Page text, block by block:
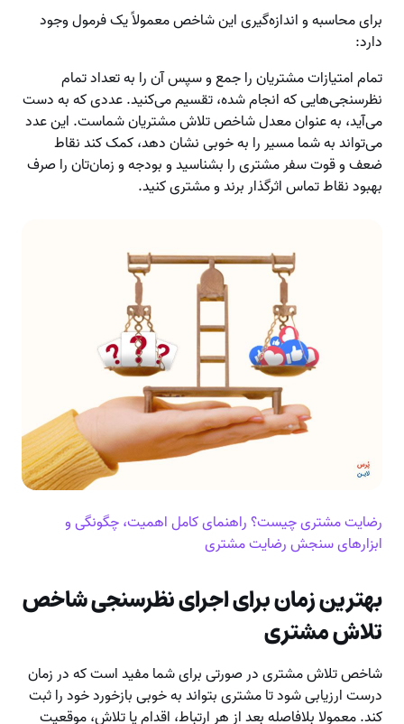
برای محاسبه و اندازه‌گیری این شاخص معمولاً یک فرمول وجود
دارد:
تمام امتیازات مشتریان را جمع و سپس آن را به تعداد تمام
نظرسنجی‌هایی که انجام شده، تقسیم می‌کنید. عددی که به دست
می‌آید، به عنوان معدل شاخص تلاش مشتریان شماست. این عدد
می‌تواند به شما مسیر را به خوبی نشان دهد، کمک کند نقاط
ضعف و قوت سفر مشتری را بشناسید و بودجه و زمان‌تان را صرف
بهبود نقاط تماس اثرگذار برند و مشتری کنید.
رضایت مشتری چیست؟ راهنمای کامل اهمیت، چگونگی و
ابزارهای سنجش رضایت مشتری
بهترین زمان برای اجرای نظرسنجی شاخص
تلاش مشتری
شاخص تلاش مشتری در صورتی برای شما مفید است که در زمان
درست ارزیابی شود تا مشتری بتواند به خوبی بازخورد خود را ثبت
کند. معمولا بلافاصله بعد از هر ارتباط، اقدام یا تلاش، موقعیت